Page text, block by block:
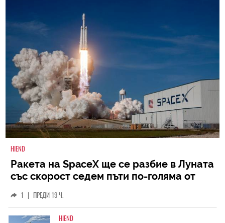
HIEND
Ракета на SpaceX ще се разбие в Луната
със скорост седем пъти по-голяма от
1 | ПРЕДИ 19 Ч.
HIEND